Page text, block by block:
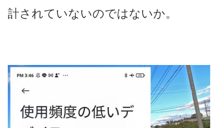
計されていないのではないか。